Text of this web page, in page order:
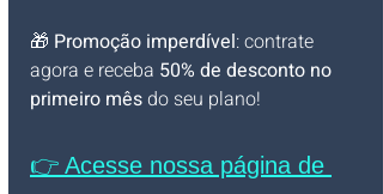
🎁 Promoção imperdível: contrate
agora e receba 50% de desconto no
primeiro mês do seu plano!
👉 Acesse nossa página de